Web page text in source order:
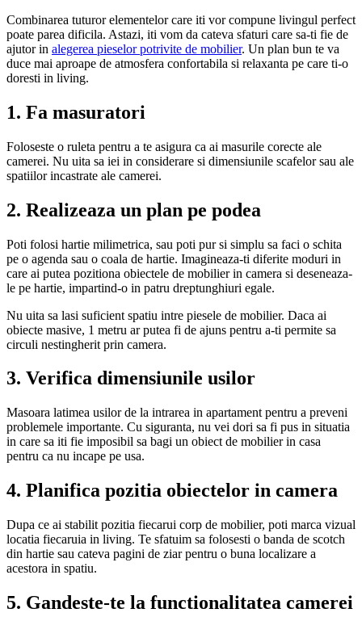
Combinarea tuturor elementelor care iti vor compune livingul perfect
poate parea dificila. Astazi, iti vom da cateva sfaturi care sa-ti fie de
ajutor in alegerea pieselor potrivite de mobilier. Un plan bun te va
duce mai aproape de atmosfera confortabila si relaxanta pe care ti-o
doresti in living.
1. Fa masuratori
Foloseste o ruleta pentru a te asigura ca ai masurile corecte ale
camerei. Nu uita sa iei in considerare si dimensiunile scafelor sau ale
spatiilor incastrate ale camerei.
2. Realizeaza un plan pe podea
Poti folosi hartie milimetrica, sau poti pur si simplu sa faci o schita
pe o agenda sau o coala de hartie. Imagineaza-ti diferite moduri in
care ai putea pozitiona obiectele de mobilier in camera si deseneaza-
le pe hartie, impartind-o in patru dreptunghiuri egale.
Nu uita sa lasi suficient spatiu intre piesele de mobilier. Daca ai
obiecte masive, 1 metru ar putea fi de ajuns pentru a-ti permite sa
circuli nestingherit prin camera.
3. Verifica dimensiunile usilor
Masoara latimea usilor de la intrarea in apartament pentru a preveni
problemele importante. Cu siguranta, nu vei dori sa fi pus in situatia
in care sa iti fie imposibil sa bagi un obiect de mobilier in casa
pentru ca nu incape pe usa.
4. Planifica pozitia obiectelor in camera
Dupa ce ai stabilit pozitia fiecarui corp de mobilier, poti marca vizual
locatia fiecaruia in living. Te sfatuim sa folosesti o banda de scotch
din hartie sau cateva pagini de ziar pentru o buna localizare a
acestora in spatiu.
5. Gandeste-te la functionalitatea camerei